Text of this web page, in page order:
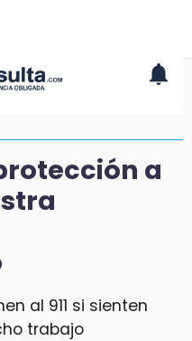
a
al 911 si sienten
trabajo